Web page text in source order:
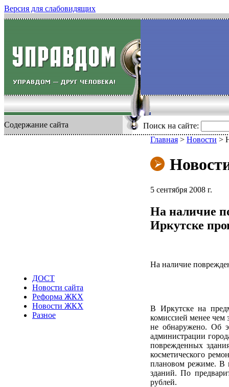
Версия для слабовидящих
Содержание сайта Поиск на сайте:
ДОСТ
Новости сайта
Реформа ЖКХ
Новости ЖКХ
Разное
Главная > Новости >
5 сентября 2008 г.
На наличие
Иркутске
На наличие
В Иркутске на
комиссией менее чем
не обнаружено. Об
администрации
поврежденных
косметического
плановом режиме. В
зданий. По
рублей.